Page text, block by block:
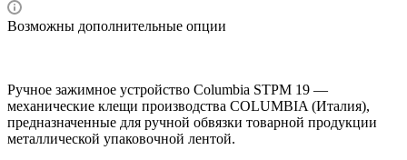
Возможны дополнительные опции
Ручное зажимное устройство Columbia STPM 19 —
механические клещи производства COLUMBIA (Италия),
предназначенные для ручной обвязки товарной продукции
металлической упаковочной лентой.